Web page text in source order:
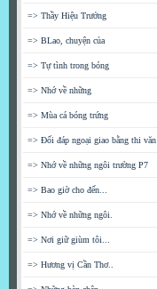
=> Thầy Hiệu Trưởng
=> BLao, chuyện của
=> Tự tình trong bóng
=> Nhớ về những
=> Mùa cá bóng trứng
=> Đối đáp ngoại giao bằng thi văn
=> Nhớ về những ngôi trường P7
=> Bao giờ cho đến...
=> Nhớ về những ngôi.
=> Nơi giữ giùm tôi...
=> Hương vị Cần Thơ..